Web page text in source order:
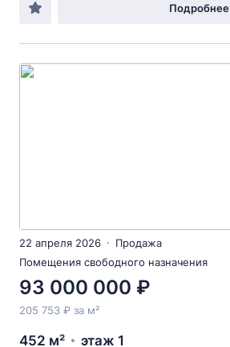
Подробнее
22 апреля 2026
Продажа
Помещения свободного назначения
93 000 000 ₽
205 753 ₽ за м²
452 м² этаж 1